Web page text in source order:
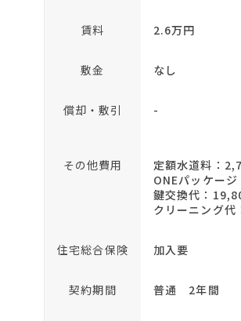
賃料 2.6万円
敷金 なし
償却・敷引 -
その他費用
定額水道料：
ONEパッケー
鍵交換代：
クリーニング
住宅総合保険 加入要
契約期間 普通 2年間